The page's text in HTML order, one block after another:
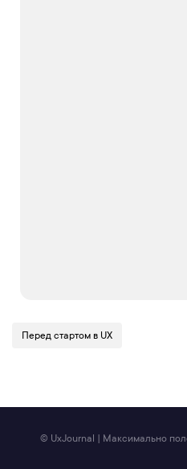
Перед стартом в UX
© UxJournal | Максимально